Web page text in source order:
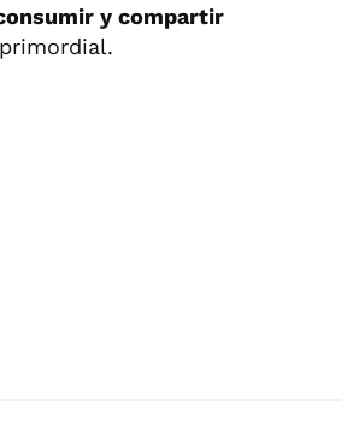
y compartir